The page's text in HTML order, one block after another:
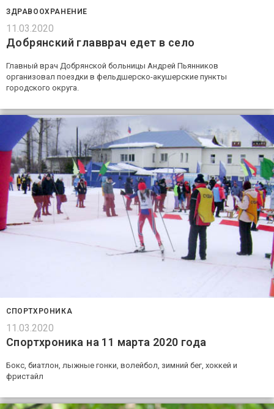
ЗДРАВООХРАНЕНИЕ
11.03.2020
Добрянский главврач едет в село
Главный врач Добрянской больницы Андрей Пьянников
организовал поездки в фельдшерско-акушерские пункты
городского округа.
СПОРТХРОНИКА
11.03.2020
Спортхроника на 11 марта 2020 года
Бокс, биатлон, лыжные гонки, волейбол, зимний бег, хоккей и
фристайл